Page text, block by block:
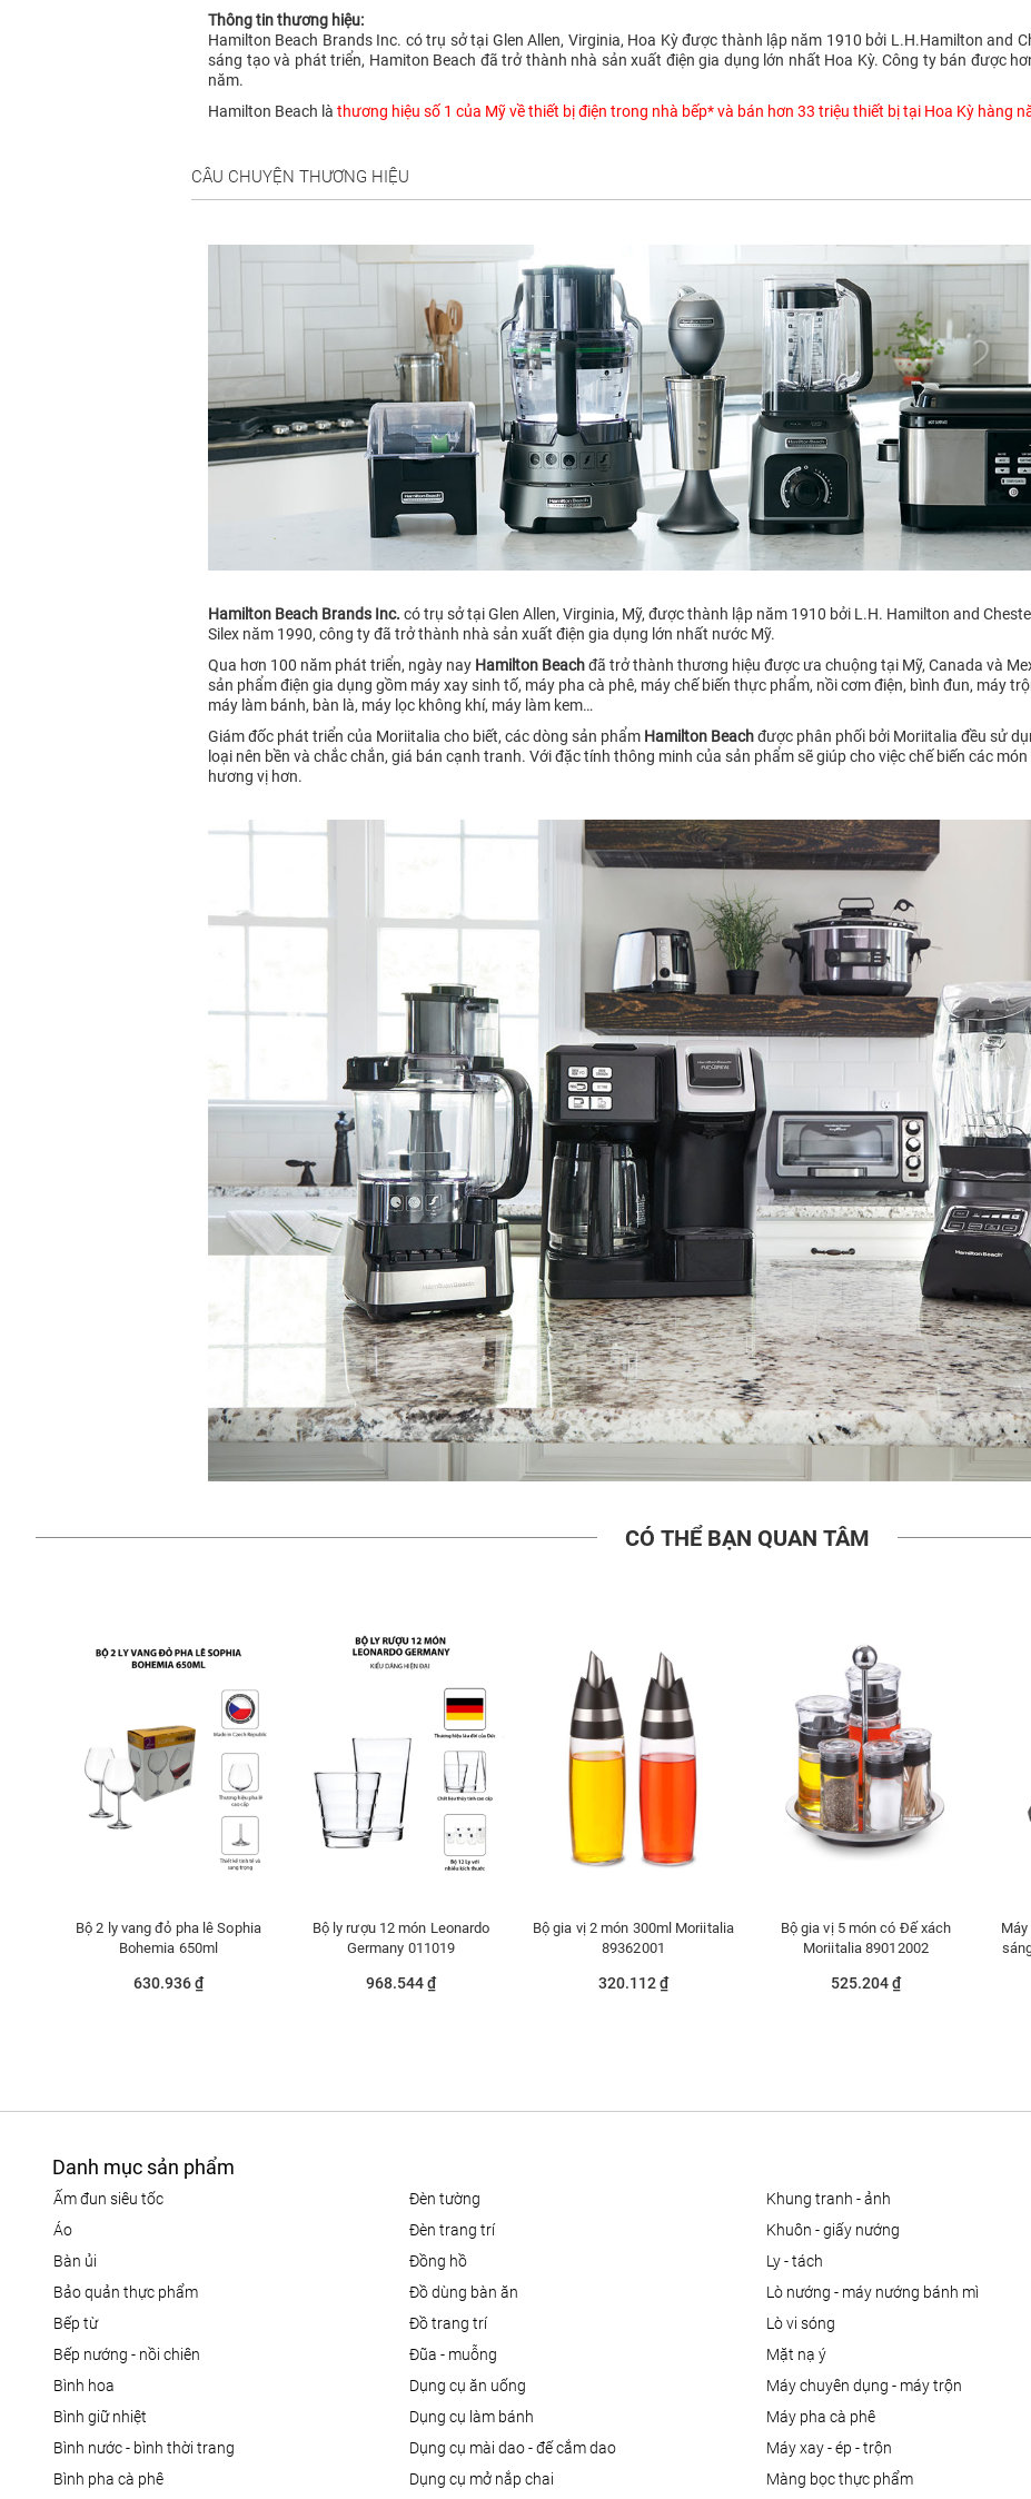
Thông tin thương hiệu:
Hamilton Beach Brands Inc. có trụ sở tại Glen Allen, Virginia, Hoa Kỳ được thành lập năm 1910 bởi L.H.Hamilton and
sáng tạo và phát triển, Hamiton Beach đã trở thành nhà sản xuất điện gia dụng lớn nhất Hoa Kỳ. Công ty bán được
năm.
Hamilton Beach là thương hiệu số 1 của Mỹ về thiết bị điện trong nhà bếp*và bán hơn 33 triệu thiết bị tại Hoa Kỳ hàng
CÂU CHUYỆN THƯƠNG HIỆU
Hamilton Beach Brands Inc. có trụ sở tại Glen Allen, Virginia, Mỹ, được thành lập năm 1910 bởi L.H. Hamilton and
Silex năm 1990, công ty đã trở thành nhà sản xuất điện gia dụng lớn nhất nước Mỹ.
Qua hơn 100 năm phát triển, ngày nay Hamilton Beachđã trở thành thương hiệu được ưa chuộng tại Mỹ, Canada và
sản phẩm điện gia dụng gồm máy xay sinh tố, máy pha cà phê, máy chế biến thực phẩm, nồi cơm điện, bình đun, máy
máy làm bánh, bàn là, máy lọc không khí, máy làm kem…
Giám đốc phát triển của Moriitalia cho biết, các dòng sản phẩm Hamilton Beachđược phân phối bởi Moriitalia đều sử
loại nên bền và chắc chắn, giá bán cạnh tranh. Với đặc tính thông minh của sản phẩm sẽ giúp cho việc chế biến các
hương vị hơn.
CÓ THỂ BẠN QUAN TÂM
Bộ 2 ly vang đỏ pha lê Sophia
Bohemia 650ml
630.936 ₫
Bộ ly rượu 12 món Leonardo
Germany 011019
968.544 ₫
Bộ gia vị 2 món 300ml Moriitalia
89362001
320.112 ₫
Bộ gia vị 5 món có Đế xách
Moriitalia 89012002
525.204 ₫
Danh mục sản phẩm
ấm đun siêu tốc
áo
bàn ủi
bảo quản thực phẩm
bếp từ
bếp nướng - nồi chiên
bình hoa
bình giữ nhiệt
bình nước - bình thời trang
bình pha cà phê
đèn tường
đèn trang trí
đồng hồ
đồ dùng bàn ăn
đồ trang trí
đũa - muỗng
dụng cụ ăn uống
dụng cụ làm bánh
dụng cụ mài dao - đế cắm dao
dụng cụ mở nắp chai
khung tranh - ảnh
khuôn - giấy nướng
ly - tách
lò nướng - máy nướng bánh mì
lò vi sóng
mặt nạ ý
máy chuyên dụng - máy trộn
máy pha cà phê
máy xay - ép - trộn
màng bọc thực phẩm